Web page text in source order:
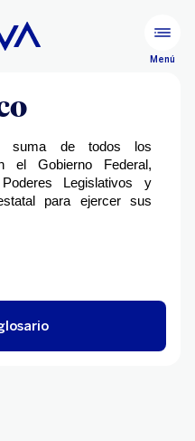
Menú
suma de todos los
el Gobierno Federal,
Legislativos y
para ejercer sus